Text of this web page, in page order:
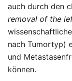
auch durch den
removal of the
nach Tumortyp)
und
können.